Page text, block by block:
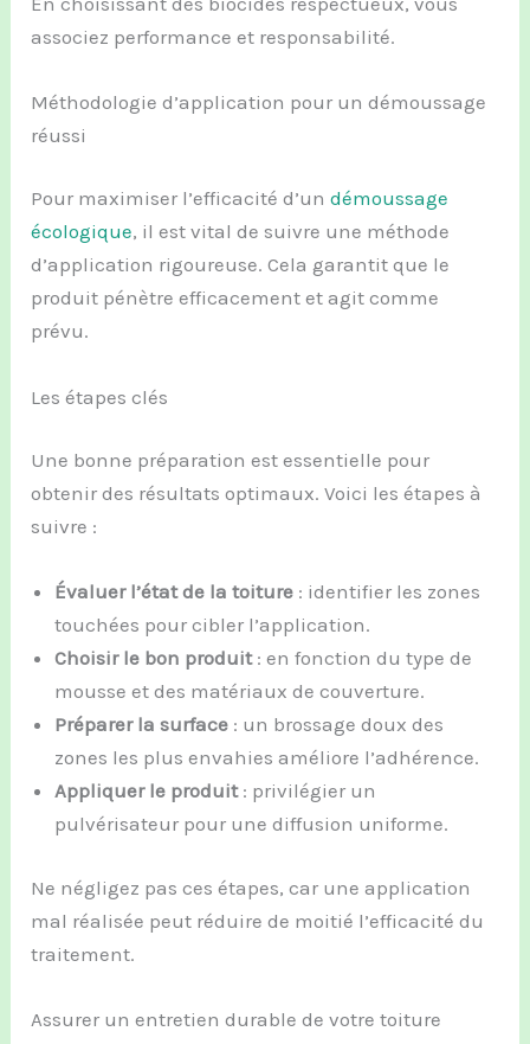
associez performance et responsabilité.
Méthodologie d’application pour un démoussage
réussi
Pour maximiser l’efficacité d’undémoussage
écologique, il est vital de suivre une méthode
d’application rigoureuse. Cela garantit que le
produit pénètre efficacement et agit comme
prévu.
Les étapes clés
Une bonne préparation est essentielle pour
obtenir des résultats optimaux. Voici les étapes à
suivre :
Évaluer l’état de la toiture : identifier les zones
touchées pour cibler l’application.
Choisir le bon produit: en fonction du type de
mousse et des matériaux de couverture.
Préparer la surface : un brossage doux des
zones les plus envahies améliore l’adhérence.
Appliquer le produit: privilégier un
pulvérisateur pour une diffusion uniforme.
Ne négligez pas ces étapes, car une application
mal réalisée peut réduire de moitié l’efficacité du
traitement.
Assurer un entretien durable de votre toiture